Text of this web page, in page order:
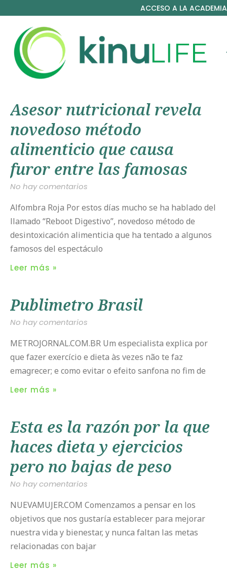
ACCESO A LA ACADEMIA
Asesor nutricional revela
novedoso método
alimenticio que causa
furor entre las famosas
No hay comentarios
Alfombra Roja Por estos días mucho se ha hablado del
llamado “Reboot Digestivo”, novedoso método de
desintoxicación alimenticia que ha tentado a algunos
famosos del espectáculo
Leer más »
Publimetro Brasil
No hay comentarios
METROJORNAL.COM.BR Um especialista explica por
que fazer exercício e dieta às vezes não te faz
emagrecer; e como evitar o efeito sanfona no fim de
Leer más »
Esta es la razón por la que
haces dieta y ejercicios
pero no bajas de peso
No hay comentarios
NUEVAMUJER.COM Comenzamos a pensar en los
objetivos que nos gustaría establecer para mejorar
nuestra vida y bienestar, y nunca faltan las metas
relacionadas con bajar
Leer más »